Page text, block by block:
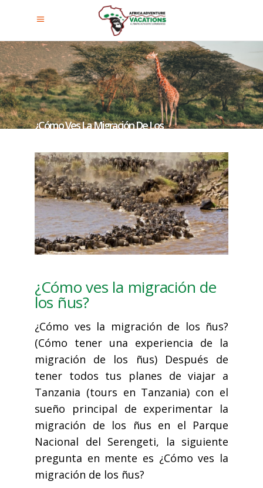
¿Cómo Ves La Migración De Los
Ñus?
¿Cómo ves la migración de
los ñus?
¿Cómo ves la migración de los ñus?
(Cómo tener una experiencia de la
migración de los ñus) Después de
tener todos tus planes de viajar a
Tanzania (tours en Tanzania) con el
sueño principal de experimentar la
migración de los ñus en el Parque
Nacional del Serengeti, la siguiente
pregunta en mente es ¿Cómo ves la
migración de los ñus?